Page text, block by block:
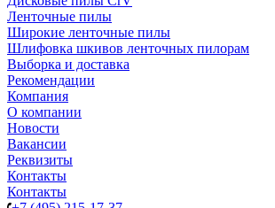
Ленточные пилы
Широкие ленточные пилы
Шлифовка шкивов ленточных пилорам
Выборка и доставка
Рекомендации
Компания
О компании
Новости
Вакансии
Реквизиты
Контакты
Контакты